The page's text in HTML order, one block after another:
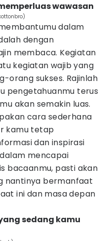
wawasan
dalam
dengan
membaca. Kegiatan
kegiatan wajib yang
orang sukses. Rajinlah
pengetahuanmu terus
akan semakin luas.
cara sederhana
kamu tetap
dan inspirasi
mencapai
bacaanmu, pasti akan
nantinya bermanfaat
ini dan masa depan
sedang kamu